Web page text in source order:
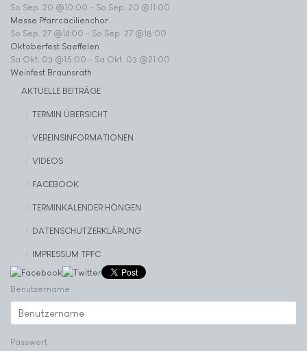
So Sep. 20 @10:00 - So Sep. 20 @11:00
Messe Pfarrcäcilienchor
So Sep. 27 @14:00 - So Sep. 27 @18:00
Oktoberfest Saeffelen
Sa Okt. 03 @15:00 - Sa Okt. 03 @21:00
Weinfest Braunsrath
AKTUELLE BEITRÄGE
TERMIN ÜBERSICHT
VEREINSINFORMATIONEN
VIDEOS
FACEBOOK
TERMINKALENDER HÖNGEN
DATENSCHUTZERKLÄRUNG
IMPRESSUM TPFC
Benutzername
Passwort